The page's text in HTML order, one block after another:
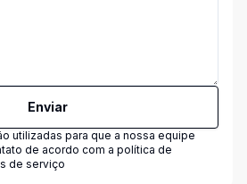
Enviar
utilizadas para que a nossa equipe
de acordo com a política de
de serviço